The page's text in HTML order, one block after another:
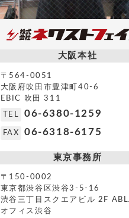
大阪本社
〒564-0051
大阪府吹田市豊津町40-6
EBIC 吹田 311
TEL 06-6380-1259
FAX 06-6318-6175
東京事務所
〒150-0002
東京都渋谷区渋谷3-5-16
渋谷三丁目スクエアビル 2F
オフィス渋谷